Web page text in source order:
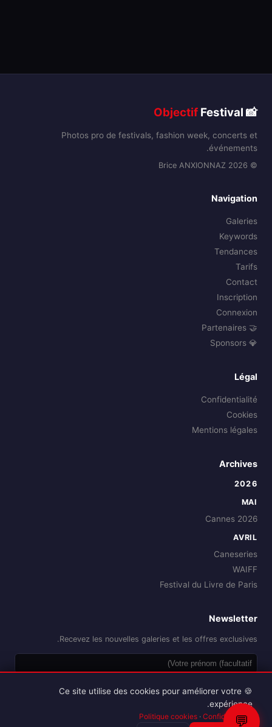
📸
Objectif Festival
Photos pro de festivals, fashion week, concerts et
événements.
© 2026 Brice ANXIONNAZ
Navigation
Galeries
Keywords
Tendances
Tarifs
Contact
Inscription
Connexion
🤝 Partenaires
💎 Sponsors
Légal
Confidentialité
Cookies
Mentions légales
Archives
2026
MAI
Cannes 2026
AVRIL
Caneseries
WAIFF
Festival du Livre de Paris
Newsletter
Recevez les nouvelles galeries et les offres exclusives.
💬
🍪 Ce site utilise des cookies pour améliorer votre
expérience.
Politique cookies · Confidentialité